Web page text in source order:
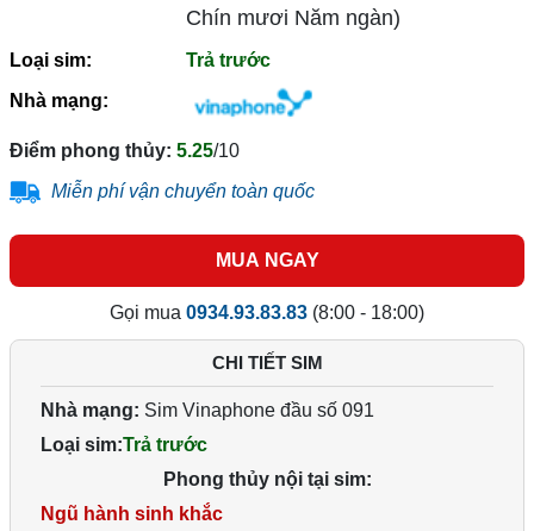
Chín mươi Năm ngàn)
Loại sim:
Trả trước
Nhà mạng:
Điểm phong thủy: 5.25/10
Miễn phí vận chuyển toàn quốc
MUA NGAY
Gọi mua 0934.93.83.83 (8:00 - 18:00)
CHI TIẾT SIM
Nhà mạng: Sim Vinaphone đầu số 091
Loại sim:Trả trước
Phong thủy nội tại sim:
Ngũ hành sinh khắc